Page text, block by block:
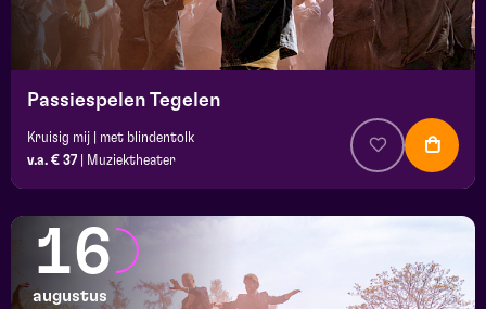
Passiespelen Tegelen
Kruisig mij | met blindentolk
v.a. € 37
Muziektheater
16
augustus